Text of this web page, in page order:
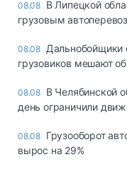
08.08 В Липецкой
грузовым
08.08 Дальнобойщики
грузовиков мешают
08.08 В Челябинской
день ограничили
08.08 Грузооборот
вырос на 29%